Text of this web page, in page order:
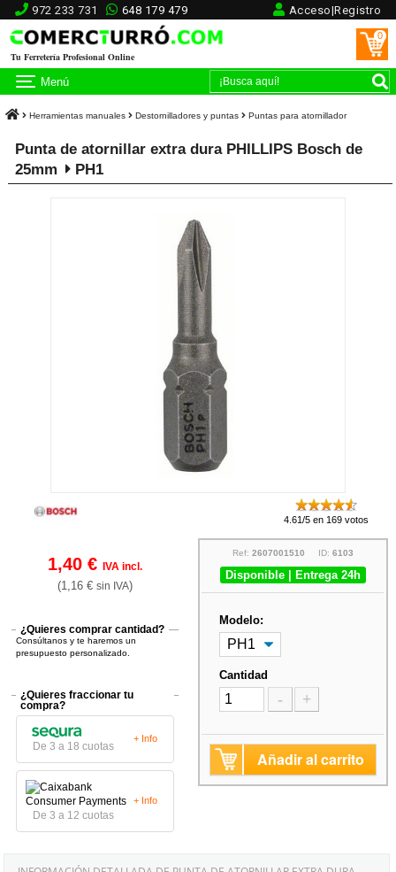
972 233 731 648 179 479 Acceso|Registro
Tu Ferretería Profesional Online
0
Menú
Herramientas manuales Destornilladores y puntas Puntas para atornillador
Punta de atornillar extra dura PHILLIPS Bosch de
25mm
PH1
4.61/5 en 169 votos
1,40 €IVA incl.
(1,16 €sin IVA)
¿Quieres comprar cantidad?
Consúltanos y te haremos un
presupuesto personalizado.
¿Quieres fraccionar tu
compra?
De 3 a 18 cuotas
+ Info
De 3 a 12 cuotas
+ Info
Ref: 2607001510 ID: 6103
Disponible | Entrega 24h
Modelo:
Cantidad
- +
Añadir al carrito